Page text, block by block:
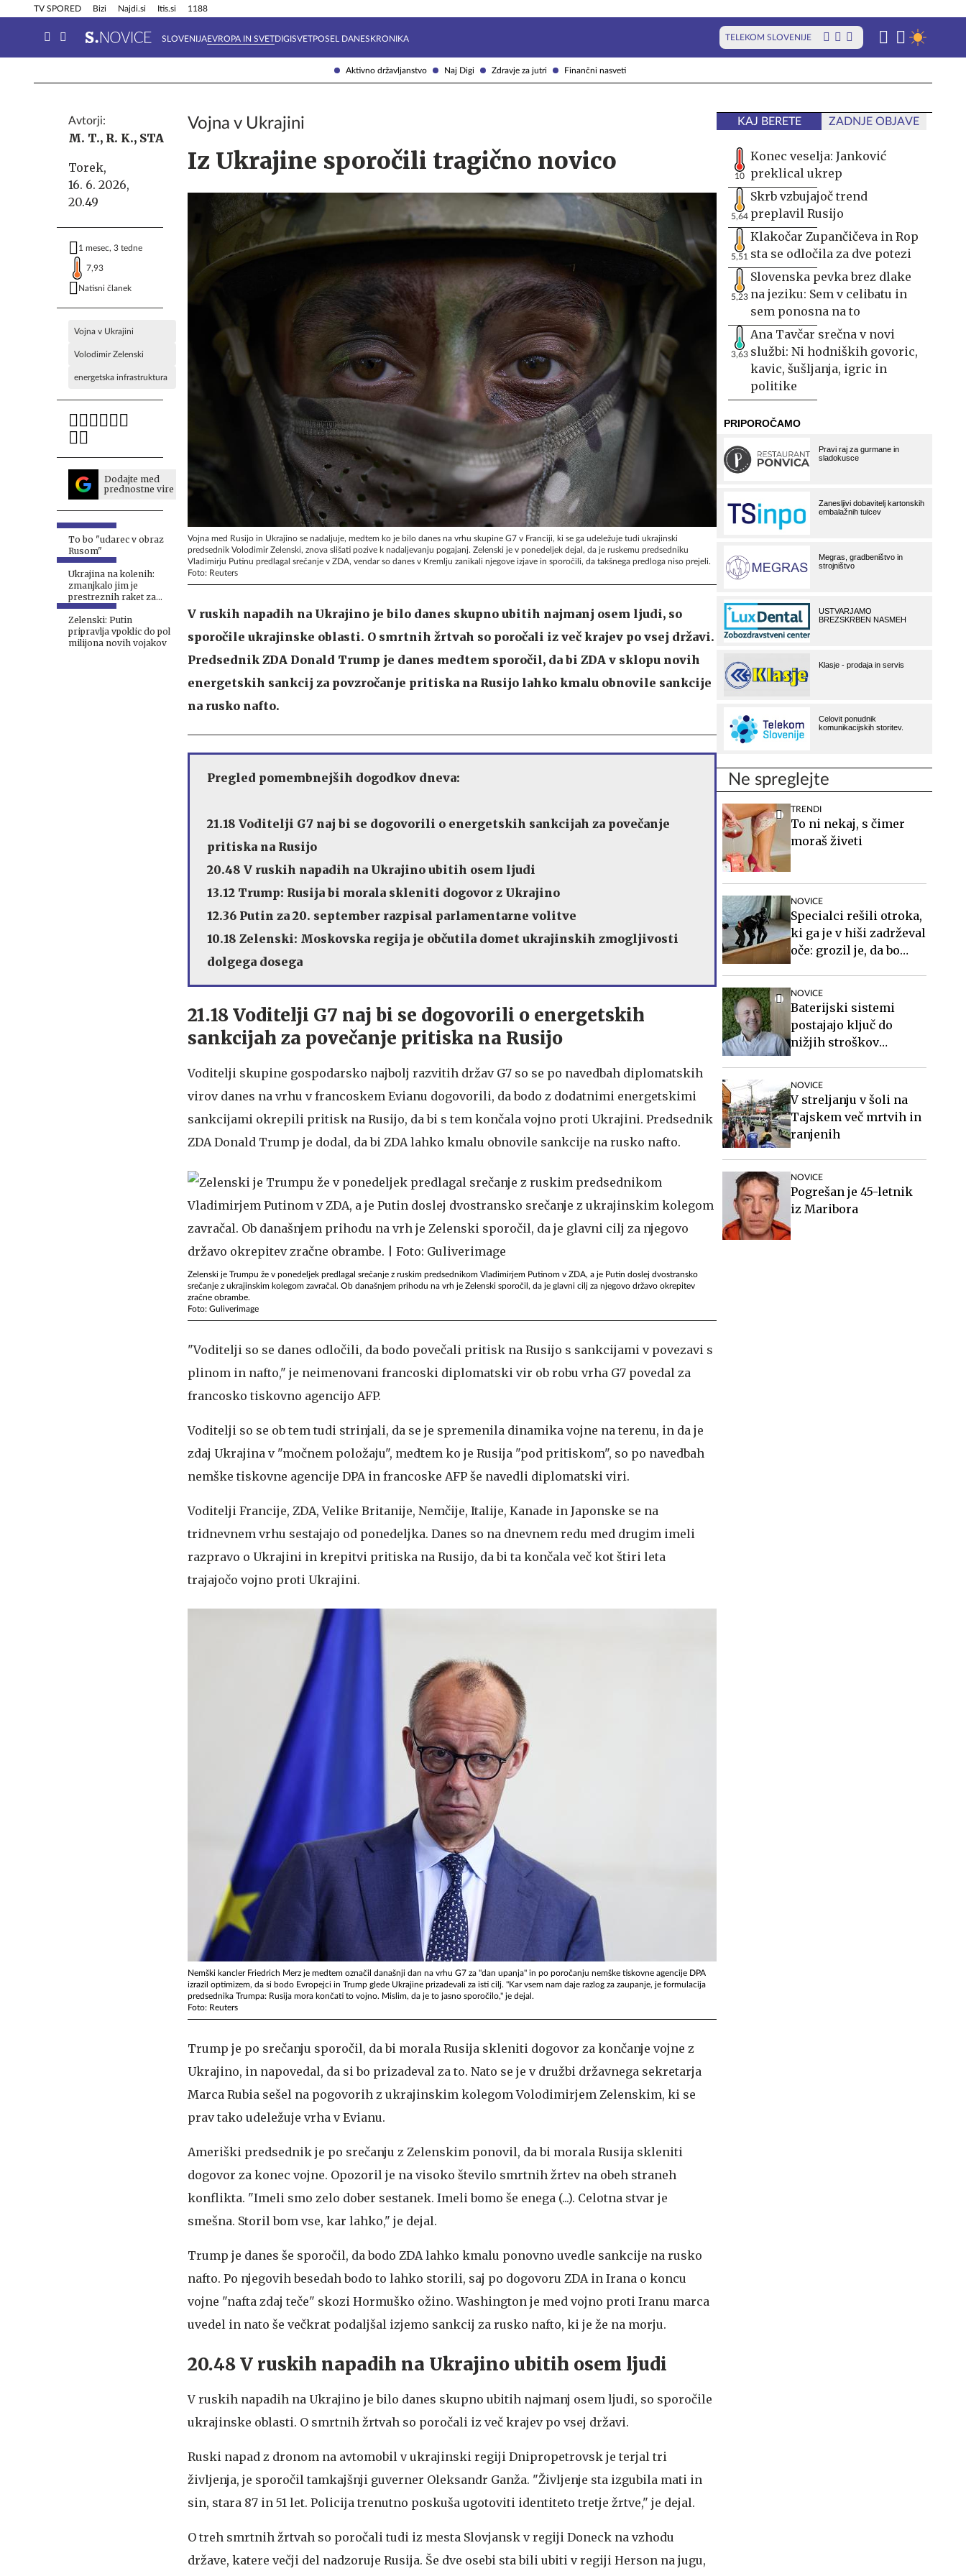
Aktivno državljanstvo Naj Digi Zdravje za jutri Finančni nasveti
TV SPORED Bizi Najdi.si Itis.si 1188
SLOVENIJAEVROPA IN SVETDIGISVETPOSEL DANESKRONIKA TELEKOM SLOVENIJE
Info in obvestila Tehnik
Avtorji:
M. T., R. K., STA
Torek,
16. 6. 2026,
20.49
1 mesec, 3 tedne
7,93
Natisni članek
Vojna v Ukrajini
Volodimir Zelenski
energetska infrastruktura
Dodajte med
prednostne vire
To bo "udarec v obraz
Rusom"
Ukrajina na kolenih:
zmanjkalo jim je
prestreznih raket za
sisteme patriot
Zelenski: Putin
pripravlja vpoklic do pol
milijona novih vojakov
Vojna v Ukrajini
Iz Ukrajine sporočili tragično novico
Vojna med Rusijo in Ukrajino se nadaljuje, medtem ko je bilo danes na vrhu skupine G7 v Franciji, ki se ga udeležuje tudi ukrajinski
predsednik Volodimir Zelenski, znova slišati pozive k nadaljevanju pogajanj. Zelenski je v ponedeljek dejal, da je ruskemu predsedniku
Vladimirju Putinu predlagal srečanje v ZDA, vendar so danes v Kremlju zanikali njegove izjave in sporočili, da takšnega predloga niso prejeli.
Foto: Reuters
V ruskih napadih na Ukrajino je bilo danes skupno ubitih najmanj osem ljudi, so
sporočile ukrajinske oblasti. O smrtnih žrtvah so poročali iz več krajev po vsej državi.
Predsednik ZDA Donald Trump je danes medtem sporočil, da bi ZDA v sklopu novih
energetskih sankcij za povzročanje pritiska na Rusijo lahko kmalu obnovile sankcije
na rusko nafto.
Pregled pomembnejših dogodkov dneva:
21.18 Voditelji G7 naj bi se dogovorili o energetskih sankcijah za povečanje
pritiska na Rusijo
20.48 V ruskih napadih na Ukrajino ubitih osem ljudi
13.12 Trump: Rusija bi morala skleniti dogovor z Ukrajino
12.36 Putin za 20. september razpisal parlamentarne volitve
10.18 Zelenski: Moskovska regija je občutila domet ukrajinskih zmogljivosti
dolgega dosega
21.18 Voditelji G7 naj bi se dogovorili o energetskih
sankcijah za povečanje pritiska na Rusijo
Voditelji skupine gospodarsko najbolj razvitih držav G7 so se po navedbah diplomatskih
virov danes na vrhu v francoskem Evianu dogovorili, da bodo z dodatnimi energetskimi
sankcijami okrepili pritisk na Rusijo, da bi s tem končala vojno proti Ukrajini. Predsednik
ZDA Donald Trump je dodal, da bi ZDA lahko kmalu obnovile sankcije na rusko nafto.
Zelenski je Trumpu že v ponedeljek predlagal srečanje z ruskim predsednikom Vladimirjem Putinom v ZDA, a je Putin doslej dvostransko
srečanje z ukrajinskim kolegom zavračal. Ob današnjem prihodu na vrh je Zelenski sporočil, da je glavni cilj za njegovo državo okrepitev
zračne obrambe.
Foto: Guliverimage
"Voditelji so se danes odločili, da bodo povečali pritisk na Rusijo s sankcijami v povezavi s
plinom in nafto," je neimenovani francoski diplomatski vir ob robu vrha G7 povedal za
francosko tiskovno agencijo AFP.
Voditelji so se ob tem tudi strinjali, da se je spremenila dinamika vojne na terenu, in da je
zdaj Ukrajina v "močnem položaju", medtem ko je Rusija "pod pritiskom", so po navedbah
nemške tiskovne agencije DPA in francoske AFP še navedli diplomatski viri.
Voditelji Francije, ZDA, Velike Britanije, Nemčije, Italije, Kanade in Japonske se na
tridnevnem vrhu sestajajo od ponedeljka. Danes so na dnevnem redu med drugim imeli
razpravo o Ukrajini in krepitvi pritiska na Rusijo, da bi ta končala več kot štiri leta
trajajočo vojno proti Ukrajini.
Nemški kancler Friedrich Merz je medtem označil današnji dan na vrhu G7 za "dan upanja" in po poročanju nemške tiskovne agencije DPA
izrazil optimizem, da si bodo Evropejci in Trump glede Ukrajine prizadevali za isti cilj. "Kar vsem nam daje razlog za zaupanje, je formulacija
predsednika Trumpa: Rusija mora končati to vojno. Mislim, da je to jasno sporočilo," je dejal.
Foto: Reuters
Trump je po srečanju sporočil, da bi morala Rusija skleniti dogovor za končanje vojne z
Ukrajino, in napovedal, da si bo prizadeval za to. Nato se je v družbi državnega sekretarja
Marca Rubia sešel na pogovorih z ukrajinskim kolegom Volodimirjem Zelenskim, ki se
prav tako udeležuje vrha v Evianu.
Ameriški predsednik je po srečanju z Zelenskim ponovil, da bi morala Rusija skleniti
dogovor za konec vojne. Opozoril je na visoko število smrtnih žrtev na obeh straneh
konflikta. "Imeli smo zelo dober sestanek. Imeli bomo še enega (...). Celotna stvar je
smešna. Storil bom vse, kar lahko," je dejal.
Trump je danes še sporočil, da bodo ZDA lahko kmalu ponovno uvedle sankcije na rusko
nafto. Po njegovih besedah bodo to lahko storili, saj po dogovoru ZDA in Irana o koncu
vojne "nafta zdaj teče" skozi Hormuško ožino. Washington je med vojno proti Iranu marca
uvedel in nato še večkrat podaljšal izjemo sankcij za rusko nafto, ki je že na morju.
20.48 V ruskih napadih na Ukrajino ubitih osem ljudi
V ruskih napadih na Ukrajino je bilo danes skupno ubitih najmanj osem ljudi, so sporočile
ukrajinske oblasti. O smrtnih žrtvah so poročali iz več krajev po vsej državi.
Ruski napad z dronom na avtomobil v ukrajinski regiji Dnipropetrovsk je terjal tri
življenja, je sporočil tamkajšnji guverner Oleksandr Ganža. "Življenje sta izgubila mati in
sin, stara 87 in 51 let. Policija trenutno poskuša ugotoviti identiteto tretje žrtve," je dejal.
O treh smrtnih žrtvah so poročali tudi iz mesta Slovjansk v regiji Doneck na vzhodu
države, katere večji del nadzoruje Rusija. Še dve osebi sta bili ubiti v regiji Herson na jugu,
KAJ BERETE ZADNJE OBJAVE
10
Konec veselja: Janković
preklical ukrep
5,64
Skrb vzbujajoč trend
preplavil Rusijo
5,51
Klakočar Zupančičeva in Rop
sta se odločila za dve potezi
5,23
Slovenska pevka brez dlake
na jeziku: Sem v celibatu in
sem ponosna na to
3,63
Ana Tavčar srečna v novi
službi: Ni hodniških govoric,
kavic, šušljanja, igric in
politike
Ne spreglejte
TRENDI
To ni nekaj, s čimer
moraš živeti
NOVICE
Specialci rešili otroka,
ki ga je v hiši zadrževal
oče: grozil je, da bo
NOVICE
Baterijski sistemi
postajajo ključ do
nižjih stroškov
NOVICE
V streljanju v šoli na
Tajskem več mrtvih in
ranjenih
NOVICE
Pogrešan je 45-letnik
iz Maribora